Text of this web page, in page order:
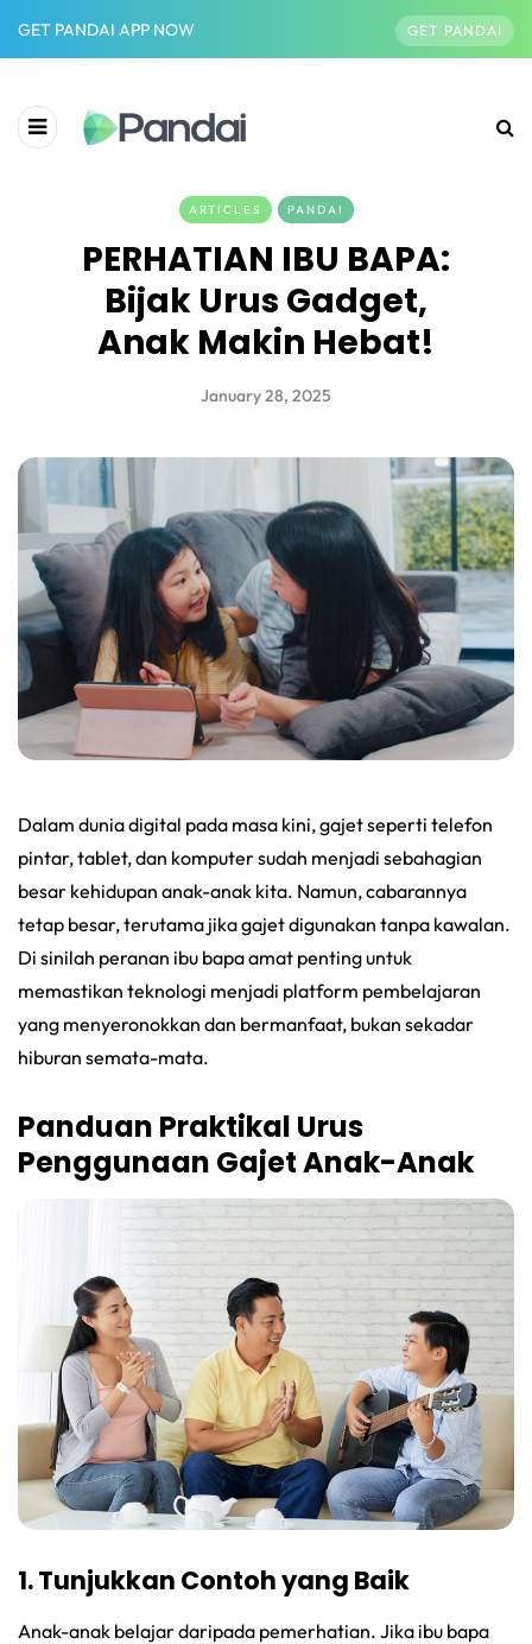
GET PANDAI APP NOW GET PANDAI
ARTICLES PANDAI
PERHATIAN IBU BAPA:
Bijak Urus Gadget,
Anak Makin Hebat!
January 28, 2025
Dalam dunia digital pada masa kini, gajet seperti telefon
pintar, tablet, dan komputer sudah menjadi sebahagian
besar kehidupan anak-anak kita. Namun, cabarannya
tetap besar, terutama jika gajet digunakan tanpa kawalan.
Di sinilah peranan ibu bapa amat penting untuk
memastikan teknologi menjadi platform pembelajaran
yang menyeronokkan dan bermanfaat, bukan sekadar
hiburan semata-mata.
Panduan Praktikal Urus
Penggunaan Gajet Anak-Anak
1. Tunjukkan Contoh yang Baik
Anak-anak belajar daripada pemerhatian. Jika ibu bapa